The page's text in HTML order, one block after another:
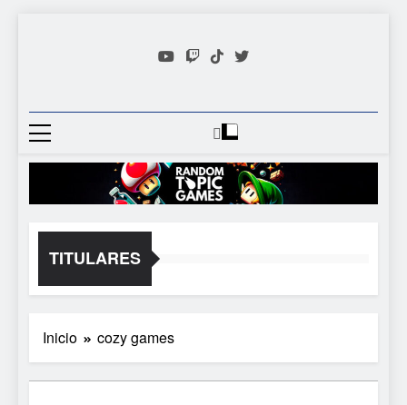
Random
Games
Videojuego Favorito
TITULARES
Inicio cozy games